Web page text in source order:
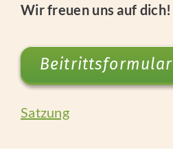
Wir freuen uns auf dich!
Beitrittsformular
Satzung